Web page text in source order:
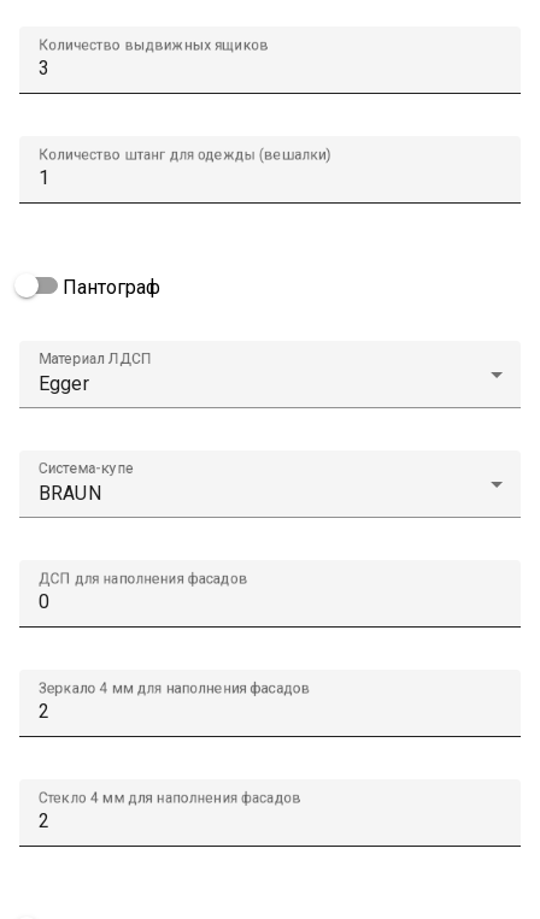
Количество выдвижных ящиков
Количество штанг для одежды (вешалки)
Пантограф
Материал ЛДСП
Система-купе
ДСП для наполнения фасадов
Зеркало 4 мм для наполнения фасадов
Стекло 4 мм для наполнения фасадов